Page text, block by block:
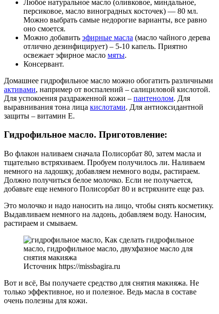
Любое натуральное масло (оливковое, миндальное,
персиковое, масло виноградных косточек) — 80 мл.
Можно выбрать самые недорогие варианты, все равно
оно смоется.
Можно добавить эфирные масла (масло чайного дерева
отлично дезинфицирует) – 5-10 капель. Приятно
освежает эфирное масло мяты.
Консервант.
Домашнее гидрофильное масло можно обогатить различными
активами, например от воспалений – салициловой кислотой.
Для успокоения раздраженной кожи – пантенолом. Для
выравнивания тона лица кислотами. Для антиоксидантной
защиты – витамин Е.
Гидрофильное масло. Приготовление:
Во флакон наливаем сначала Полисорбат 80, затем масла и
тщательно встряхиваем. Пробуем получилось ли. Наливаем
немного на ладошку, добавляем немного воды, растираем.
Должно получиться белое молочко. Если не получается,
добавьте еще немного Полисорбат 80 и встряхните еще раз.
Это молочко и надо наносить на лицо, чтобы снять косметику.
Выдавливаем немного на ладонь, добавляем воду. Наносим,
растираем и смываем.
Источник https://missbagira.ru
Вот и всё, Вы получаете средство для снятия макияжа. Не
только эффективное, но и полезное. Ведь масла в составе
очень полезны для кожи.